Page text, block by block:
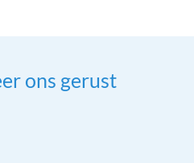
ons gerust